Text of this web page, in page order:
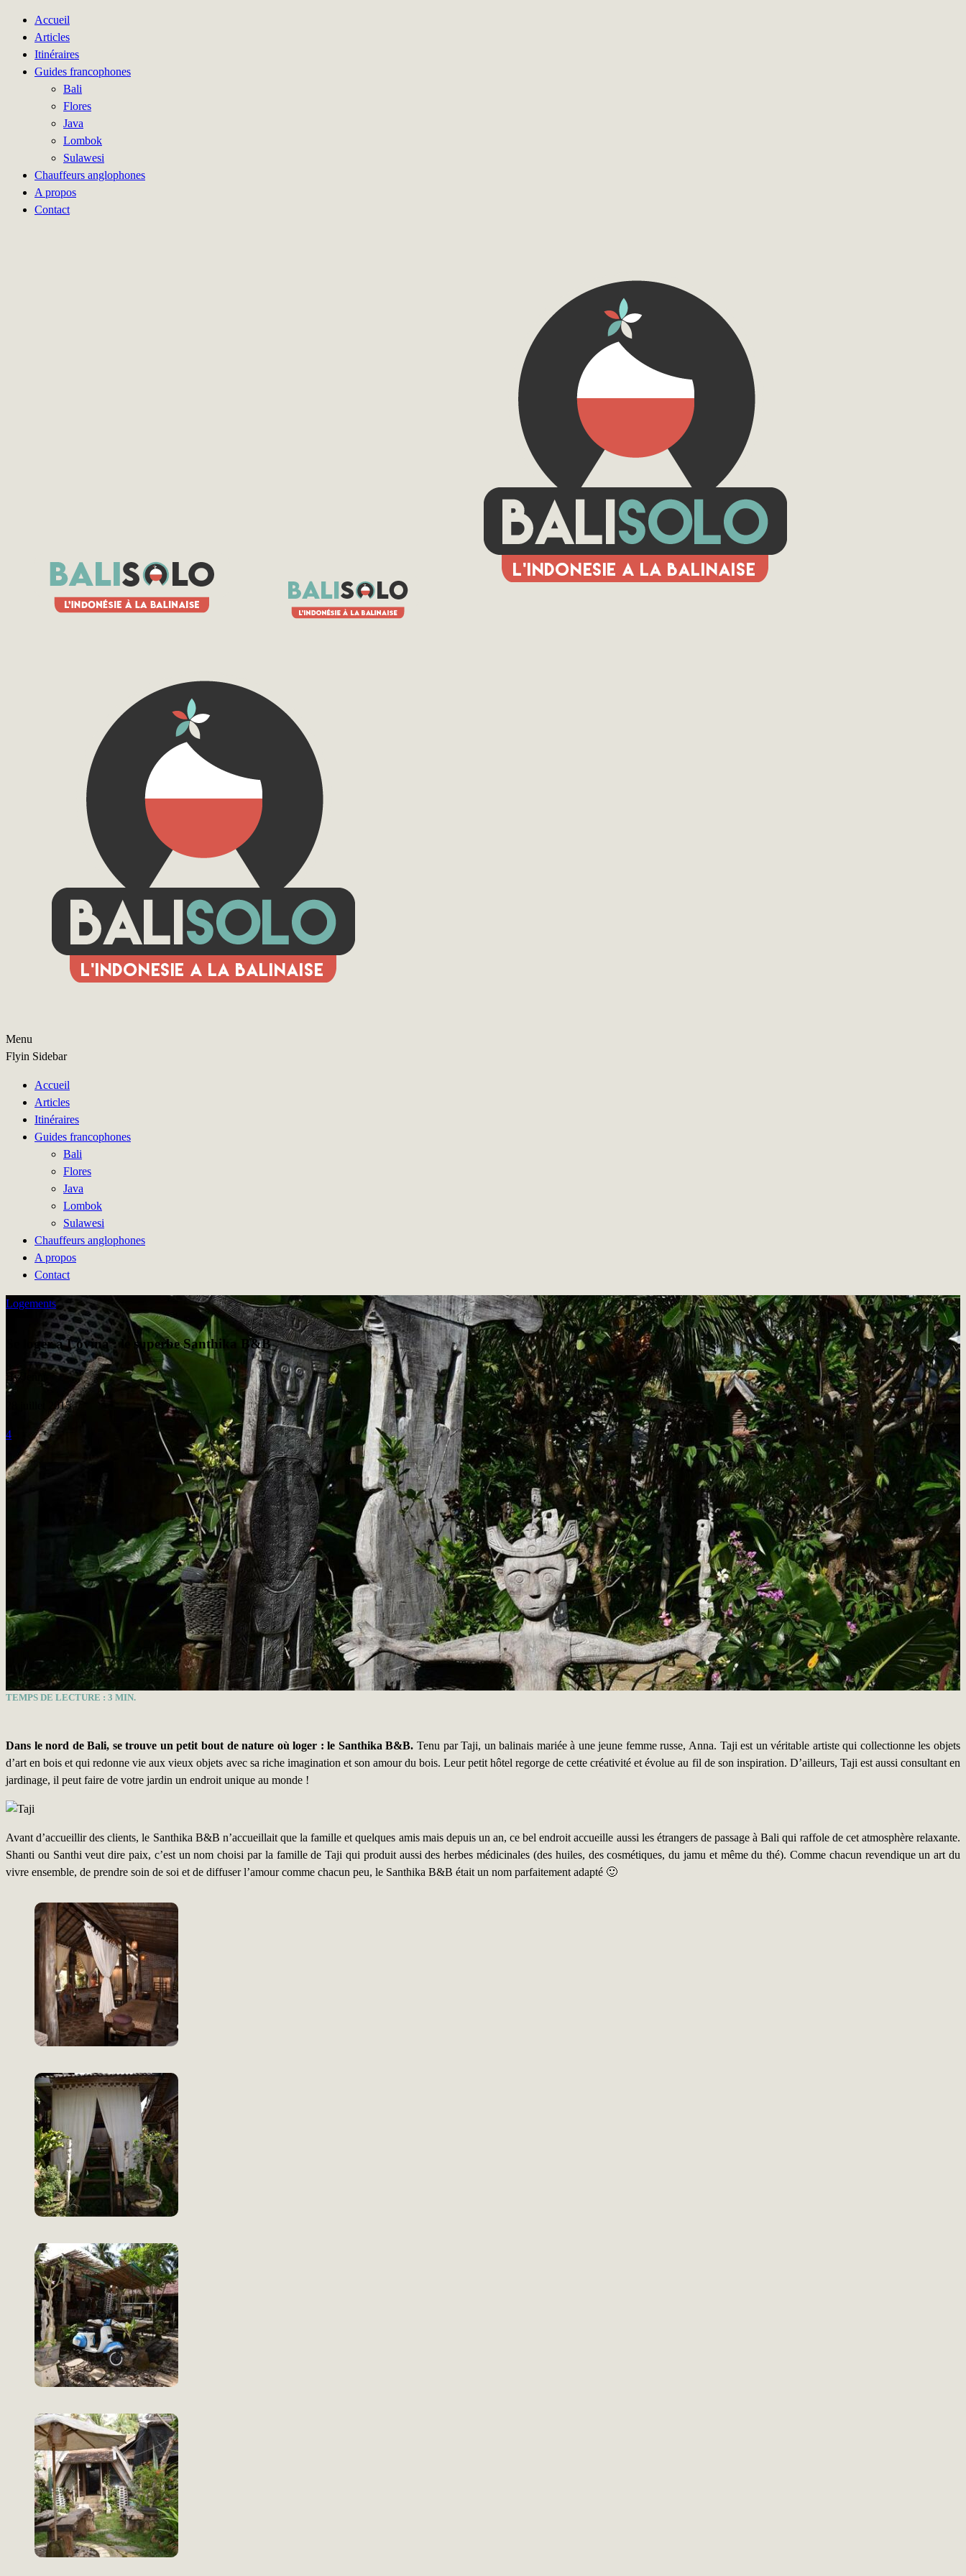
Accueil
Articles
Itinéraires
Guides francophones
Bali
Flores
Java
Lombok
Sulawesi
Chauffeurs anglophones
A propos
Contact
Menu
Flyin Sidebar
Accueil
Articles
Itinéraires
Guides francophones
Bali
Flores
Java
Lombok
Sulawesi
Chauffeurs anglophones
A propos
Contact
Logements
Se loger à Lovina : le superbe Santhika B&B
By Jenni
28 juillet 2015
4
TEMPS DE LECTURE : 3 MIN.
Dans le nord de Bali, se trouve un petit bout de nature où loger : le Santhika B&B. Tenu par Taji, un balinais mariée à une jeune femme russe, Anna. Taji est un véritable artiste qui collectionne les objets
d’art en bois et qui redonne vie aux vieux objets avec sa riche imagination et son amour du bois. Leur petit hôtel regorge de cette créativité et évolue au fil de son inspiration. D’ailleurs, Taji est aussi consultant en
jardinage, il peut faire de votre jardin un endroit unique au monde !
Avant d’accueillir des clients, le Santhika B&B n’accueillait que la famille et quelques amis mais depuis un an, ce bel endroit accueille aussi les étrangers de passage à Bali qui raffole de cet atmosphère relaxante.
Shanti ou Santhi veut dire paix, c’est un nom choisi par la famille de Taji qui produit aussi des herbes médicinales (des huiles, des cosmétiques, du jamu et même du thé). Comme chacun revendique un art du
vivre ensemble, de prendre soin de soi et de diffuser l’amour comme chacun peu, le Santhika B&B était un nom parfaitement adapté 🙂